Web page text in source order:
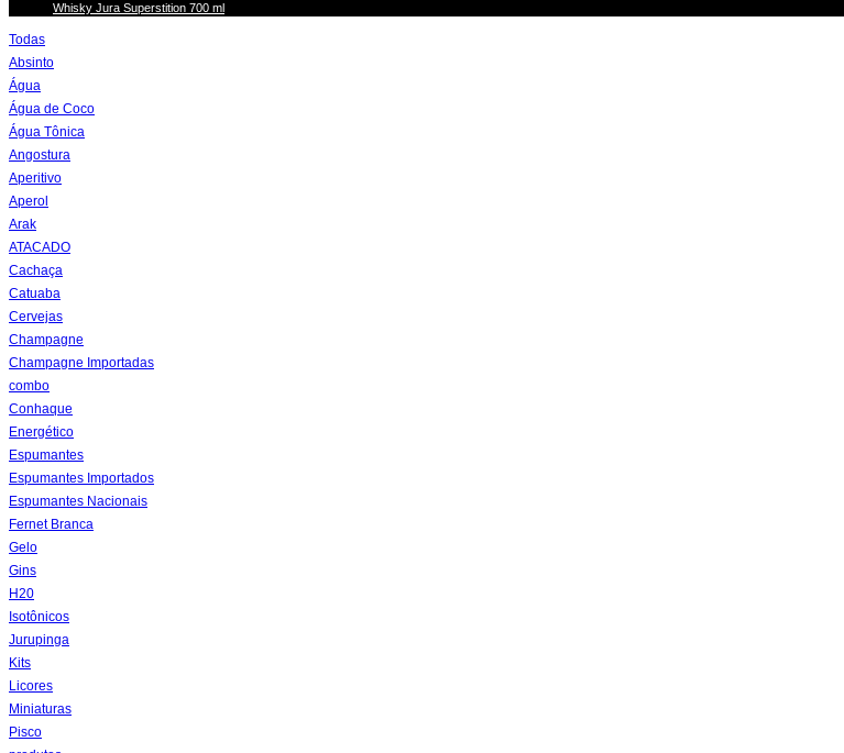
Whisky Jura Superstition 700 ml
Todas
Absinto
Água
Água de Coco
Água Tônica
Angostura
Aperitivo
Aperol
Arak
ATACADO
Cachaça
Catuaba
Cervejas
Champagne
Champagne Importadas
combo
Conhaque
Energético
Espumantes
Espumantes Importados
Espumantes Nacionais
Fernet Branca
Gelo
Gins
H20
Isotônicos
Jurupinga
Kits
Licores
Miniaturas
Pisco